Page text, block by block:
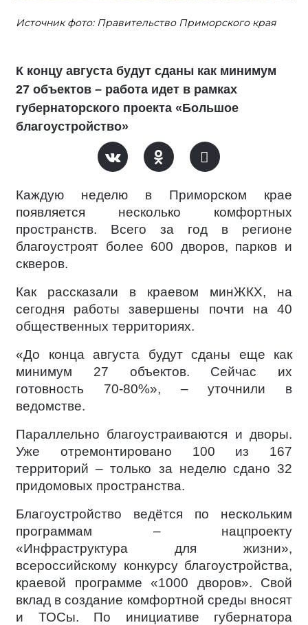
Источник фото: Правительство Приморского края
К концу августа будут сданы как минимум
27 объектов – работа идет в рамках
губернаторского проекта «Большое
благоустройство»
Каждую неделю в Приморском крае
появляется несколько комфортных
пространств. Всего за год в регионе
благоустроят более 600 дворов, парков и
скверов.
Как рассказали в краевом минЖКХ, на
сегодня работы завершены почти на 40
общественных территориях.
«До конца августа будут сданы еще как
минимум 27 объектов. Сейчас их
готовность 70-80%», – уточнили в
ведомстве.
Параллельно благоустраиваются и дворы.
Уже отремонтировано 100 из 167
территорий – только за неделю сдано 32
придомовых пространства.
Благоустройство ведётся по нескольким
программам – нацпроекту
«Инфраструктура для жизни»,
всероссийскому конкурсу благоустройства,
краевой программе «1000 дворов». Свой
вклад в создание комфортной среды вносят
и ТОСы. По инициативе губернатора